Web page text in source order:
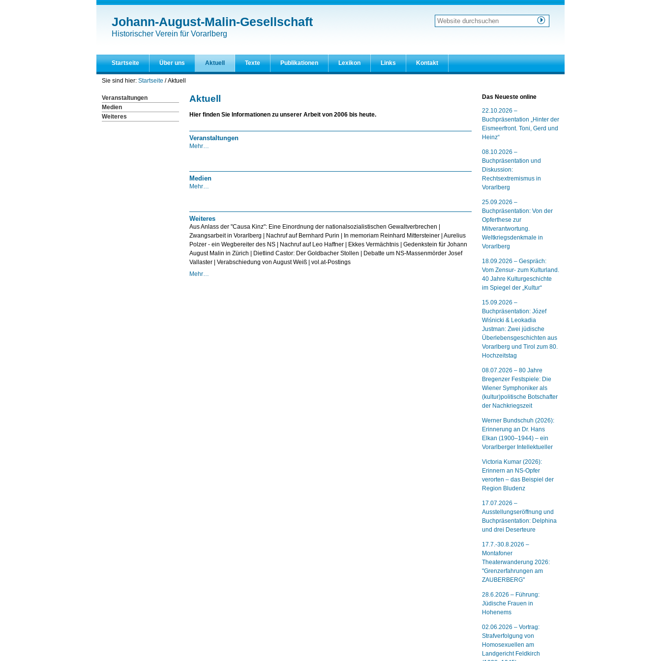
Direkt
Inhalt
Navigation
Website
durchsuchen
Startseite Über uns Aktuell Texte Publikationen Lexikon Links Kontakt
Johann-August-Malin-Gesellschaft
Historischer Verein für Vorarlberg
Benutzerspezifische
Sie sind hier: Startseite /Aktuell
Aktuell
Hier finden Sie Informationen zu unserer Arbeit von 2006 bis heute.
Veranstaltungen
Veranstaltungen
Mehr…
Medien
Medien
Mehr…
Weiteres
Aus Anlass der "Causa Kinz": Eine Einordnung der nationalsozialistischen Gewaltverbrechen |
Zwangsarbeit in Vorarlberg | Nachruf auf Bernhard Purin | In memoriam Reinhard Mittersteiner | Aurelius
Polzer - ein Wegbereiter des NS | Nachruf auf Leo Haffner | Ekkes Vermächtnis | Gedenkstein für Johann
August Malin in Zürich | Dietlind Castor: Der Goldbacher Stollen | Debatte um NS-Massenmörder Josef
Vallaster | Verabschiedung von August Weiß | vol.at-Postings
Weiteres
Mehr…
Veranstaltungen
Medien
Weiteres
Das Neueste online
22.10.2026 –
Buchpräsentation „Hinter der
Eismeerfront. Toni, Gerd und
Heinz“
08.10.2026 –
Buchpräsentation und
Diskussion:
Rechtsextremismus in
Vorarlberg
25.09.2026 –
Buchpräsentation: Von der
Opferthese zur
Mitverantwortung.
Weltkriegsdenkmale in
Vorarlberg
18.09.2026 – Gespräch:
Vom Zensur- zum Kulturland.
40 Jahre Kulturgeschichte
im Spiegel der „Kultur“
15.09.2026 –
Buchpräsentation: Józef
Wiśnicki & Leokadia
Justman: Zwei jüdische
Überlebensgeschichten aus
Vorarlberg und Tirol zum 80.
Hochzeitstag
08.07.2026 – 80 Jahre
Bregenzer Festspiele: Die
Wiener Symphoniker als
(kultur)politische Botschafter
der Nachkriegszeit
Werner Bundschuh (2026):
Erinnerung an Dr. Hans
Elkan (1900–1944) – ein
Vorarlberger Intellektueller
Victoria Kumar (2026):
Erinnern an NS-Opfer
verorten – das Beispiel der
Region Bludenz
17.07.2026 –
Ausstellungseröffnung und
Buchpräsentation: Delphina
und drei Deserteure
17.7.-30.8.2026 –
Montafoner
Theaterwanderung 2026:
"Grenzerfahrungen am
ZAUBERBERG"
28.6.2026 – Führung:
Jüdische Frauen in
Hohenems
02.06.2026 – Vortrag:
Strafverfolgung von
Homosexuellen am
Landgericht Feldkirch